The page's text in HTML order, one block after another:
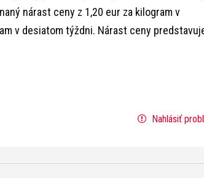
nárast ceny z 1,20 eur za kilogram v
v desiatom týždni. Nárast ceny
Nahlásiť